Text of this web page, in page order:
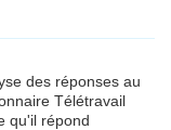
des réponses au
Télétravail
qu'il répond